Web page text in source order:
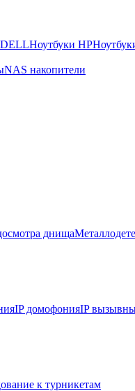
Ноутбуки HP
NAS накопители
днища
IP домофонияIP
к турникетам